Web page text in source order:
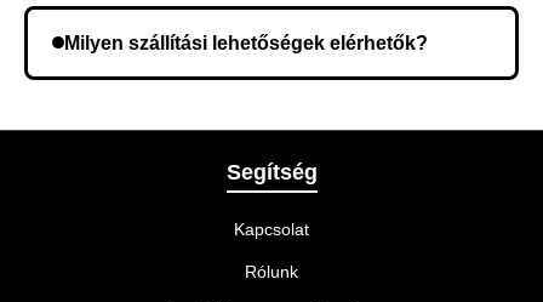
meg a rendelést.
Milyen szállítási lehetőségek elérhetők?
legmegfelelőbb szállítási módot.
Segítség
Kapcsolat
Rólunk